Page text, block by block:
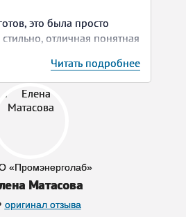
это была просто
отличная понятная
мой индивидуальный
привлекать
его смотрел, даже
высокий уровень
тебя всем!
Читать подробнее
«Промэнерголаб»
Матасова
оригинал отзыва